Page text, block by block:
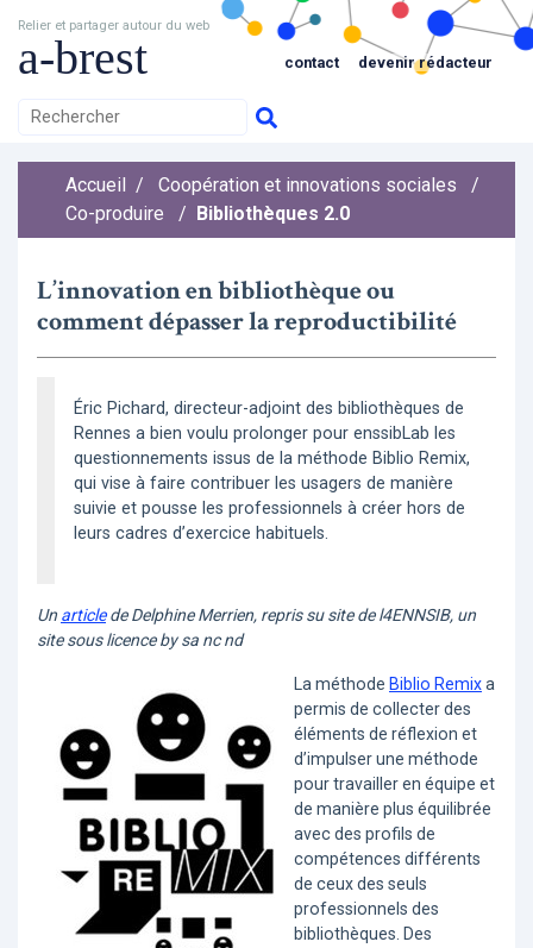
Relier et partager autour du web
a-brest contact devenir rédacteur
Accueil / Coopération et innovations sociales
/
Co-produire
/ Bibliothèques 2.0
L’innovation en bibliothèque ou
comment dépasser la reproductibilité
Éric Pichard, directeur-adjoint des bibliothèques de
Rennes a bien voulu prolonger pour enssibLab les
questionnements issus de la méthode Biblio Remix,
qui vise à faire contribuer les usagers de manière
suivie et pousse les professionnels à créer hors de
leurs cadres d’exercice habituels.
Un articlede Delphine Merrien, repris su site de l4ENNSIB, un
site sous licence by sa nc nd
La méthode Biblio Remixa
permis de collecter des
éléments de réflexion et
d’impulser une méthode
pour travailler en équipe et
de manière plus équilibrée
avec des profils de
compétences différents
de ceux des seuls
professionnels des
bibliothèques. Des